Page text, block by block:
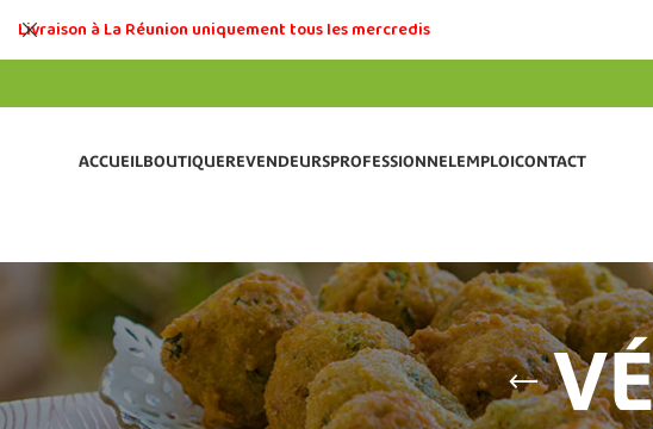
ACCUEILBOUTIQUEREVENDEURSPROFESSIONNELEMPLOICONTACT
Livraison à La Réunion uniquement tous les mercredis